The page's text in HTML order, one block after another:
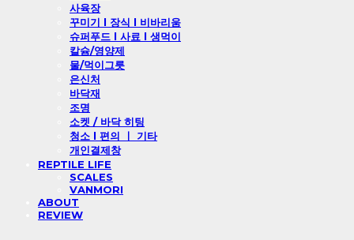
사육장
꾸미기 l 장식 l 비바리움
슈퍼푸드 l 사료 l 생먹이
칼슘/영양제
물/먹이그릇
은신처
바닥재
조명
소켓 / 바닥 히팅
청소 l 편의 ㅣ 기타
개인결제창
REPTILE LIFE
SCALES
VANMORI
ABOUT
REVIEW